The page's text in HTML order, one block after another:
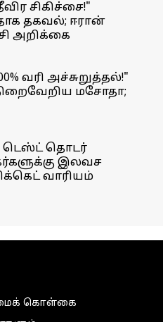
சிகிச்சை!"
தகவல்; ஈரான்
அறிக்கை
வரி அச்சுறுத்தல்!"
மசோதா;
டெஸ்ட் தொடர்
இலவச
வாரியம்
கொள்கை